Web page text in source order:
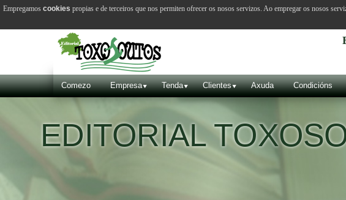
Comezo Empresa Tenda Clientes Axuda Condicións
EDITORIAL
Empregamos cookies propias e de terceiros que nos permiten ofrecer os nosos servizos. Ao empregar os nosos